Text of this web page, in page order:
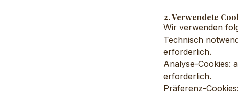
2. Verwendete
Wir verwenden
Technisch
erforderlich.
Analyse-Cookies:
erforderlich.
Präferenz-